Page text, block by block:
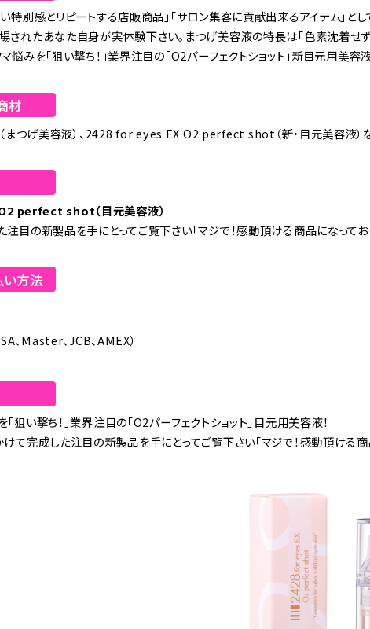
特別感とリピートする店販商品」「サロン集客に貢献出来るアイテム」と
れたあなた自身が実体験下さい。まつげ美容液の特長は「色素沈着せ
悩みを「狙い撃ち！」業界注目の「O2パーフェクトショット」新目元用美容
材
つげ美容液）、2428 for eyes EX O2 perfect shot（新・目元美容液）
perfect shot（目元美容液）
目の新製品を手にとってご覧下さい「マジで！感動頂ける商品になってお
い方法
、Master、JCB、AMEX）
狙い撃ち！」業界注目の「O2パーフェクトショット」目元用美容液！
て完成した注目の新製品を手にとってご覧下さい「マジで！感動頂ける商